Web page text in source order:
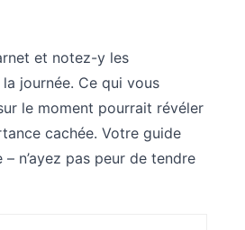
et notez-y les
journée. Ce qui vous
le moment pourrait révéler
cachée. Votre guide
n’ayez pas peur de tendre